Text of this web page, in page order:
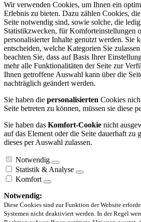
Wir verwenden Cookies, um Ihnen ein
Erlebnis zu bieten. Dazu zählen Cookies,
Seite notwendig sind, sowie solche, die
Statistikzwecken, für Komforteinstellungen
personalisierter Inhalte genutzt werden. Sie
entscheiden, welche Kategorien Sie
beachten Sie, dass auf Basis Ihrer
mehr alle Funktionalitäten der Seite zur
Ihnen getroffene Auswahl kann über die
nachträglich geändert werden.
Sie haben die personalisierten Cookies
Seite betreten zu können, müssen sie diese
Sie haben das Komfort-Cookie nicht
auf das Element oder die Seite dauerhaft zu
dieses per Auswahl zulassen.
Notwendig
Statistik & Analyse
Komfort
Notwendig:
Diese Cookies sind zur Funktion der Website
Systemen nicht deaktiviert werden. In der Regel